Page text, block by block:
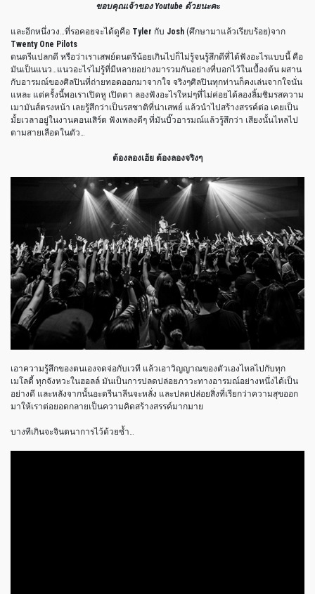
ขอบคุณเจ้าของ Youtube ด้วยนะคะ
และอีกหนึ่งวง…ที่รอคอยจะได้ดูคือ Tyler กับ Josh (ศึกษามาแล้วเรียบร้อย)จาก
Twenty One Pilots
ดนตรีแปลกดี หรือว่าเราเสพย์ดนตรีน้อยเกินไปก็ไม่รู้จนรู้สึกดีที่ได้ฟังอะไรแบบนี้ คือ
มันเป็นแนว…แนวอะไรไม่รู้ที่มีหลายอย่างมารวมกันอย่างที่บอกไว้ในเบื้องต้น ผสาน
กับอารมณ์ของศิลปินที่ถ่ายทอดออกมาจากใจ จริงๆศิลปินทุกท่านก็คงเล่นจากใจนั่น
แหละ แต่ครั้งนี้พอเราเปิดหู เปิดตา ลองฟังอะไรใหม่ๆที่ไม่ค่อยได้ลองลิ้มชิมรสความ
เมามันส์ตรงหน้า เลยรู้สึกว่าเป็นรสชาติที่น่าเสพย์ แล้วนำไปสร้างสรรค์ต่อ เคยเป็น
มั้ยเวลาอยู่ในงานคอนเสิร์ต ฟังเพลงดีๆ ที่มันบิ๊วอารมณ์แล้วรู้สึกว่า เสียงนั้นไหลไป
ตามสายเลือดในตัว…
ต้องลองเฮ้ย ต้องลองจริงๆ
เอาความรู้สึกของตนเองจดจ่อกับเวที แล้วเอาวิญญาณของตัวเองไหลไปกับทุก
เมโลดี้ ทุกจังหวะในฮอลล์ มันเป็นการปลดปล่อยภาวะทางอารมณ์อย่างหนึ่งได้เป็น
อย่างดี และหลังจากนั้นอะดรีนาลีนจะหลั่ง และปลดปล่อยสิ่งที่เรียกว่าความสุขออก
มาให้เราต่อยอดกลายเป็นความคิดสร้างสรรค์มากมาย
บางทีเกินจะจินตนาการไว้ด้วยซ้ำ…